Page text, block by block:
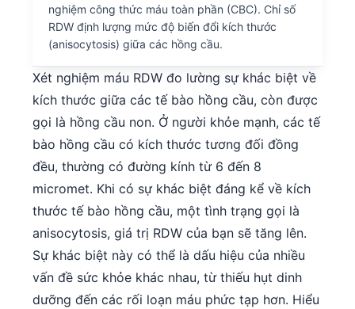
nghiệm công thức máu toàn phần (CBC). Chỉ số
RDW định lượng mức độ biến đổi kích thước
(anisocytosis) giữa các hồng cầu.
Xét nghiệm máu RDW đo lường sự khác biệt về
kích thước giữa các tế bào hồng cầu, còn được
gọi là hồng cầu non. Ở người khỏe mạnh, các tế
bào hồng cầu có kích thước tương đối đồng
đều, thường có đường kính từ 6 đến 8
micromet. Khi có sự khác biệt đáng kể về kích
thước tế bào hồng cầu, một tình trạng gọi là
anisocytosis, giá trị RDW của bạn sẽ tăng lên.
Sự khác biệt này có thể là dấu hiệu của nhiều
vấn đề sức khỏe khác nhau, từ thiếu hụt dinh
dưỡng đến các rối loạn máu phức tạp hơn. Hiểu